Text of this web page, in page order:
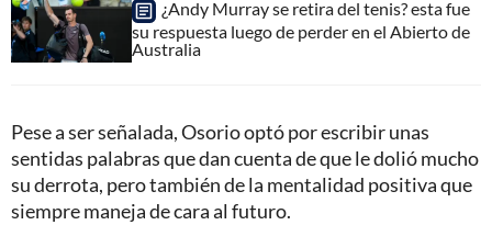
¿Andy Murray se retira del tenis? esta fue
su respuesta luego de perder en el Abierto de
Australia
Pese a ser señalada, Osorio optó por escribir unas
sentidas palabras que dan cuenta de que le dolió mucho
su derrota, pero también de la mentalidad positiva que
siempre maneja de cara al futuro.